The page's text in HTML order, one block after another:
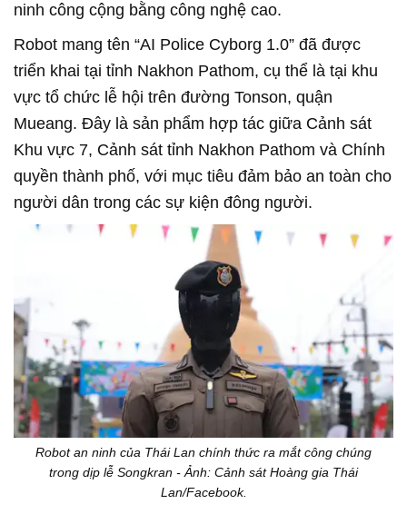
ninh công cộng bằng công nghệ cao.
Robot mang tên “AI Police Cyborg 1.0” đã được
triển khai tại tỉnh Nakhon Pathom, cụ thể là tại khu
vực tổ chức lễ hội trên đường Tonson, quận
Mueang. Đây là sản phẩm hợp tác giữa Cảnh sát
Khu vực 7, Cảnh sát tỉnh Nakhon Pathom và Chính
quyền thành phố, với mục tiêu đảm bảo an toàn cho
người dân trong các sự kiện đông người.
Robot an ninh của Thái Lan chính thức ra mắt công chúng
trong dịp lễ Songkran - Ảnh: Cảnh sát Hoàng gia Thái
Lan/Facebook.